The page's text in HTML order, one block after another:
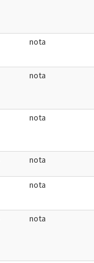
nota
nota
nota
nota
nota
nota